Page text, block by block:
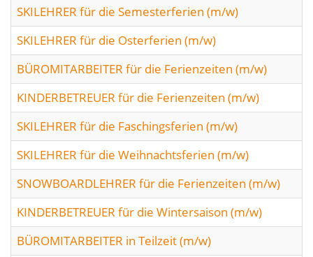
SKILEHRER für die Semesterferien (m/w)
SKILEHRER für die Osterferien (m/w)
BÜROMITARBEITER für die Ferienzeiten (m/w)
KINDERBETREUER für die Ferienzeiten (m/w)
SKILEHRER für die Faschingsferien (m/w)
SKILEHRER für die Weihnachtsferien (m/w)
SNOWBOARDLEHRER für die Ferienzeiten (m/w)
KINDERBETREUER für die Wintersaison (m/w)
BÜROMITARBEITER in Teilzeit (m/w)